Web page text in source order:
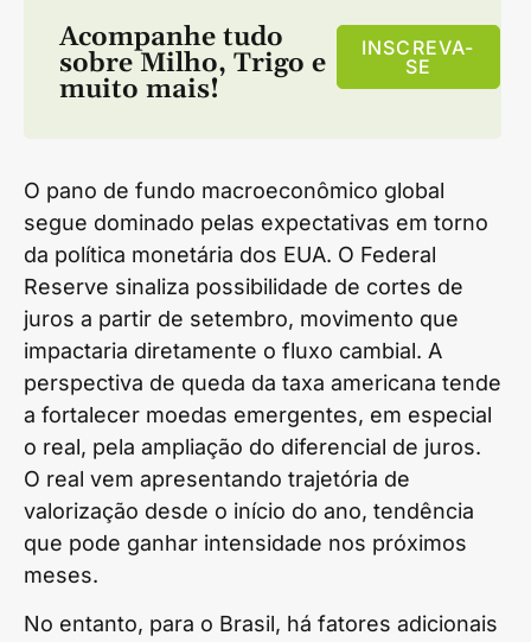
Acompanhe tudo
sobre Milho, Trigo e
muito mais!
INSCREVA-
SE
O pano de fundo macroeconômico global
segue dominado pelas expectativas em torno
da política monetária dos EUA. O Federal
Reserve sinaliza possibilidade de cortes de
juros a partir de setembro, movimento que
impactaria diretamente o fluxo cambial. A
perspectiva de queda da taxa americana tende
a fortalecer moedas emergentes, em especial
o real, pela ampliação do diferencial de juros.
O real vem apresentando trajetória de
valorização desde o início do ano, tendência
que pode ganhar intensidade nos próximos
meses.
No entanto, para o Brasil, há fatores adicionais